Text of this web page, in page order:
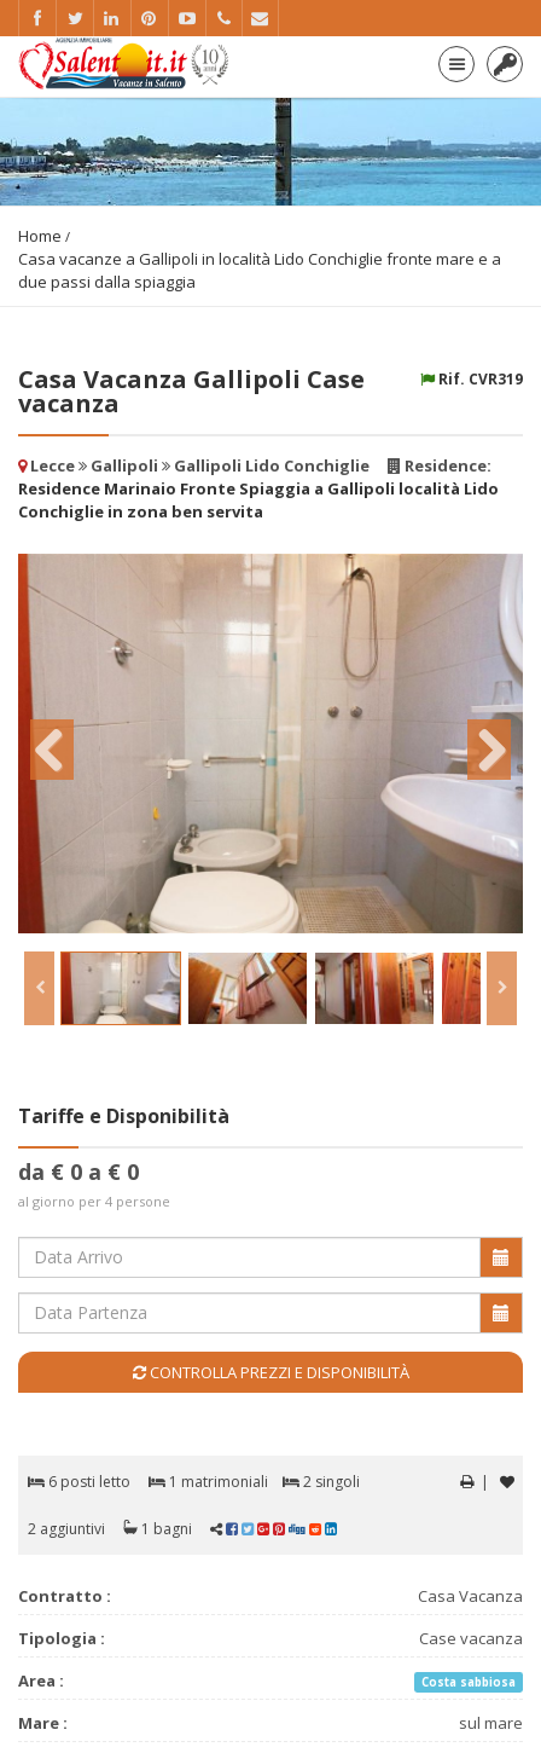
Home
Casa vacanze a Gallipoli in località Lido Conchiglie fronte mare e a
due passi dalla spiaggia
Rif. CVR319
Casa Vacanza Gallipoli Case
vacanza
Lecce Gallipoli Gallipoli Lido Conchiglie
Residence:
Residence Marinaio Fronte Spiaggia a Gallipoli località Lido
Conchiglie in zona ben servita
Tariffe e Disponibilità
da € 0 a € 0
al giorno per 4 persone
CONTROLLA PREZZI E DISPONIBILITÀ
|
6 posti letto 1 matrimoniali 2 singoli
2 aggiuntivi 1 bagni
Contratto :
Casa Vacanza
Tipologia :
Case vacanza
Area :
Costa sabbiosa
Mare :
sul mare